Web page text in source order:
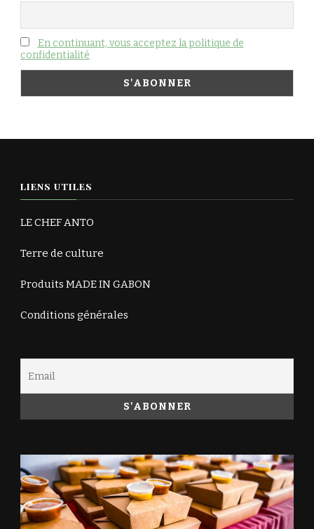
En continuant, vous acceptez la politique de
confidentialité
LIENS UTILES
LE CHEF ANTO
Terre de culture
Produits MADE IN GABON
Conditions générales